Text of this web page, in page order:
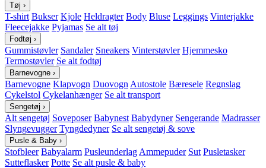
Tøj ›
T-shirt Bukser Kjole Heldragter Body Bluse Leggings Vinterjakke
Fleecejakke Pyjamas Se alt tøj
Fodtøj ›
Gummistøvler Sandaler Sneakers Vinterstøvler Hjemmesko
Termostøvler Se alt fodtøj
Barnevogne ›
Barnevogne Klapvogn Duovogn Autostole Bæresele Regnslag
Cykelstol Cykelanhænger Se alt transport
Sengetøj ›
Alt sengetøj Soveposer Babynest Babydyner Sengerande Madrasser
Slyngevugger Tyngdedyner Se alt sengetøj & sove
Pusle & Baby ›
Stofbleer Babyalarm Pusleunderlag Ammepuder Sut Pusletasker
Sutteflasker Potte Se alt pusle & baby